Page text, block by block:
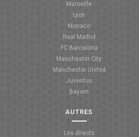
Marseille
Lyon
Monaco
Real Madrid
FC Barcelona
Manchester City
Manchester United
Juventus
Bayern
AUTRES
Les directs